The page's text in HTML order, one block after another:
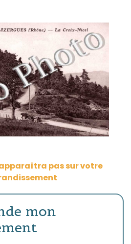
pas sur votre
mon